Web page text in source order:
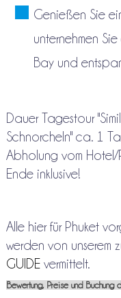
Genießen Sie
unternehmen
Bay und
Dauer Tagestour
Schnorcheln" ca. 1
Abholung vom Hotel/
Ende inklusive!
Alle hier für Phuket
werden von unserem
GUIDEvermittelt.
Bewertung, Preise und Buchung